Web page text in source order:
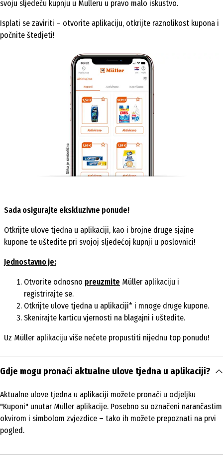
svoju sljedeću kupnju u Mülleru u pravo malo iskustvo.
Isplati se zaviriti – otvorite aplikaciju, otkrijte raznolikost kupona i
počnite štedjeti!
Sada osigurajte ekskluzivne ponude!
Otkrijte ulove tjedna u aplikaciji, kao i brojne druge sjajne
kupone te uštedite pri svojoj sljedećoj kupnji u poslovnici!
Jednostavno je:
Otvorite odnosno preuzmite Müller aplikaciju i
registrirajte se.
Otkrijte ulove tjedna u aplikaciji* i mnoge druge kupone.
Skenirajte karticu vjernosti na blagajni i uštedite.
Uz Müller aplikaciju više nećete propustiti nijednu top ponudu!
Gdje mogu pronaći aktualne ulove tjedna u aplikaciji?
Aktualne ulove tjedna u aplikaciji možete pronaći u odjeljku
"Kuponi" unutar Müller aplikacije. Posebno su označeni narančastim
okvirom i simbolom zvjezdice – tako ih možete prepoznati na prvi
pogled.